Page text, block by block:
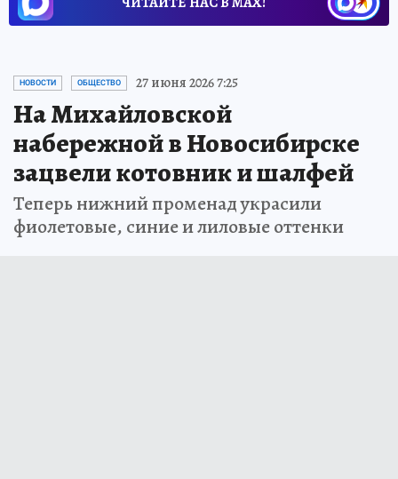
НОВОСТИ ОБЩЕСТВО 27 июня 2026 7:25
На Михайловской
набережной в Новосибирске
зацвели котовник и шалфей
Теперь нижний променад украсили
фиолетовые, синие и лиловые оттенки